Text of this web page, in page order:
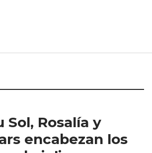
Sol, Rosalía y
encabezan los